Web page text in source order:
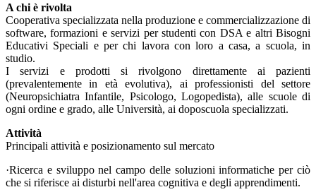
A chi è rivolta
Cooperativa specializzata nella produzione e commercializzazione di
software, formazioni e servizi per studenti con DSA e altri Bisogni
Educativi Speciali e per chi lavora con loro a casa, a scuola, in
studio.
I servizi e prodotti si rivolgono direttamente ai pazienti
(prevalentemente in età evolutiva), ai professionisti del settore
(Neuropsichiatra Infantile, Psicologo, Logopedista), alle scuole di
ogni ordine e grado, alle Università, ai doposcuola specializzati.
Attività
Principali attività e posizionamento sul mercato
·Ricerca e sviluppo nel campo delle soluzioni informatiche per ciò
che si riferisce ai disturbi nell'area cognitiva e degli apprendimenti.